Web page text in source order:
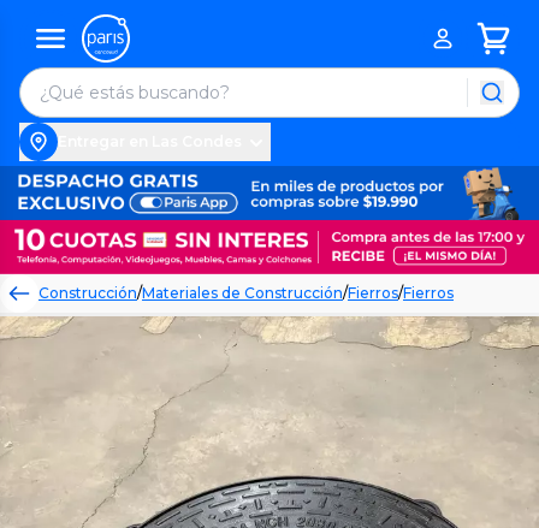
Construcción/Materiales de Construcción/Fierros/Fierros